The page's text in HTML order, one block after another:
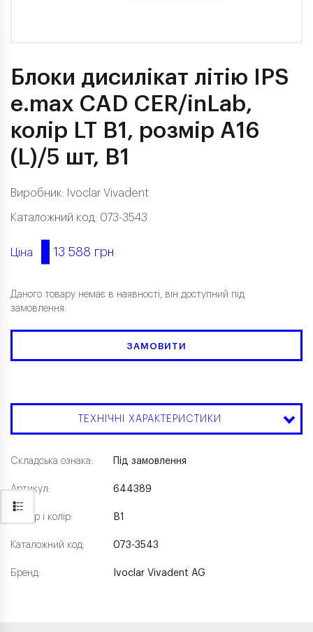
Блоки дисилікат літію IPS
e.max CAD CER/inLab,
колір LT B1, розмір A16
(L)/5 шт, B1
Виробник: Ivoclar Vivadent
Каталожний код: 073-3543
Ціна 13 588 грн
Даного товару немає в наявності, він доступний під
замовлення.
ЗАМОВИТИ
ТЕХНІЧНІ ХАРАКТЕРИСТИКИ
Складська ознака:
Артикул:
Розмір і колір:
Каталожний код:
Бренд:
Під замовлення
644389
B1
073-3543
Ivoclar Vivadent AG